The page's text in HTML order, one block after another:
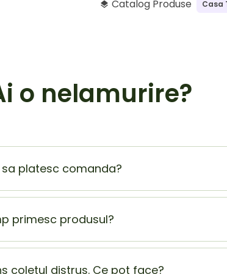
layers Catalog Produse Casa
o nelamurire?
platesc comanda?
(ramburs) este cel mai sigur si mai usor
o extra reducere de 5% din totalul comenzii.
primesc produsul?
la tine in 1-2 zile lucratoare.
coletul distrus. Ce pot face?